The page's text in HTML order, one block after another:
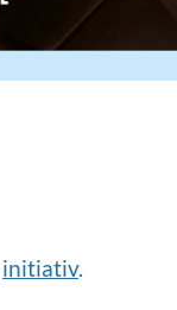
initiativ.